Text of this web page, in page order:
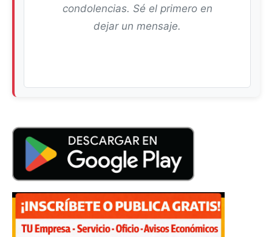
condolencias. Sé el primero en
dejar un mensaje.